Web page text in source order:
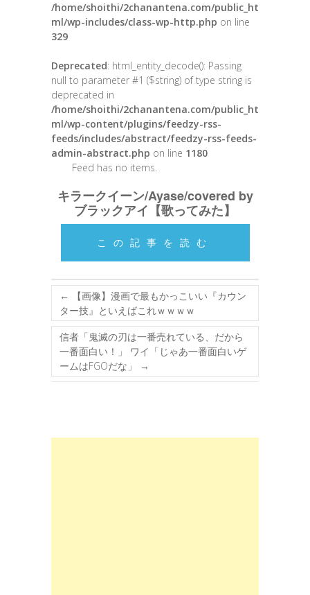
/home/shoithi/2chanantena.com/public_ht
ml/wp-includes/class-wp-http.php on line
329
Deprecated: html_entity_decode(): Passing
null to parameter #1 ($string) of type string is
deprecated in
/home/shoithi/2chanantena.com/public_ht
ml/wp-content/plugins/feedzy-rss-
feeds/includes/abstract/feedzy-rss-feeds-
admin-abstract.php on line 1180
Feed has no items.
キラークイーン/Ayase/covered by
ブラックアイ【歌ってみた】
この記事を読む
←
【画像】漫画で最もかっこいい『カウン
ター技』といえばこれｗｗｗｗ
信者「鬼滅の刃は一番売れている、だから
一番面白い！」 ワイ「じゃあ一番面白いゲ
ームはFGOだな」
→